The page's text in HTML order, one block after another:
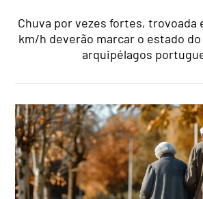
Chuva por vezes fortes, trovoada
km/h deverão marcar o estado
arquipélagos